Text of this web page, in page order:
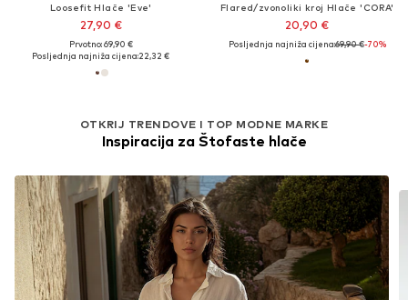
Loosefit Hlače 'Eve'
27,90 €
Prvotno: 69,90 €
Posljednja najniža cijena:22,32 €
Flared/zvonoliki kroj Hlače 'CORA'
20,90 €
Posljednja najniža cijena:69,90 €-70%
OTKRIJ TRENDOVE I TOP MODNE MARKE
Inspiracija za Štofaste hlače